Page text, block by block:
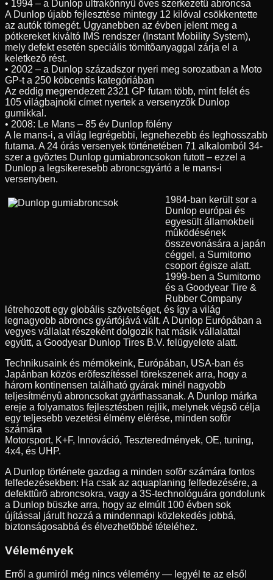
• 1994 – a Dunlop ultrakönnyû öves szerkezetû abroncsa
A Dunlop újabb fejlesztése mintegy 12 kilóval csökkentette
az autók tömegét. Ugyanebben az évben jelent meg a
pótkereket kiváltó IMS rendszer (Instant Mobility System),
mely defekt esetén speciális tömítõanyaggal zárja el a
keletkezõ rést.
• 2002 – a Dunlop századszor nyeri meg sorozatban a Moto
GP-t a 250 köbcentis kategóriában
Az eddig megrendezett 2321 GP futam több, mint felét és
105 világbajnoki címet nyertek a versenyzõk Dunlop
gumikkal.
• 2008: Le Mans – 85 év Dunlop fölény
A le mans-i, a világ legrégebbi, legnehezebb és leghosszabb
futama. A 24 órás versenyek történetében 71 alkalomból 34-
szer a gyõztes Dunlop gumiabroncsokon futott – ezzel a
Dunlop a legsikeresebb abroncsgyártó a le mans-i
versenyben.
1984-ban került sor a
Dunlop európai és
egyesült államokbeli
mûködésének
összevonására a japán
céggel, a Sumitomo
csoport égisze alatt.
1999-ben a Sumitomo
és a Goodyear Tire &
Rubber Company
létrehozott egy globális szövetséget, és így a világ
legnagyobb abroncs gyártójává vált. A Dunlop Európában a
vegyes vállalat részeként dolgozik hat másik vállalattal
együtt, a Goodyear Dunlop Tires B.V. felügyelete alatt.
Technikusaink és mérnökeink, Európában, USA-ban és
Japánban közös erõfeszítéssel törekszenek arra, hogy a
három kontinensen található gyárak minél nagyobb
teljesítményû abroncsokat gyárthassanak. A Dunlop márka
ereje a folyamatos fejlesztésben rejlik, melynek végsõ célja
egy teljesebb vezetési élmény elérése, minden sofõr
számára
Motorsport, K+F, Innováció, Teszteredmények, OE, tuning,
4x4, és UHP.
A Dunlop története gazdag a minden sofõr számára fontos
felfedezésekben: Ha csak az aquaplaning felfedezésére, a
defekttûrõ abroncsokra, vagy a 3S-technológuára gondolunk
a Dunlop büszke arra, hogy az elmúlt 100 évben sok
újítással járult hozzá a mindennapi közlekedés jobbá,
biztonságosabbá és élvezhetõbbé tételéhez.
Vélemények
Erről a gumiról még nincs vélemény — legyél te az első!